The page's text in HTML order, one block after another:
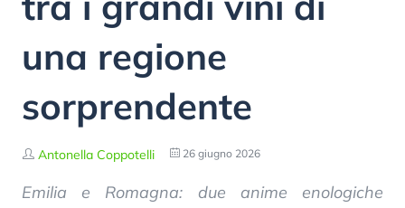
una regione
sorprendente
Antonella Coppotelli 26 giugno 2026
Emilia e Romagna: due anime enologiche